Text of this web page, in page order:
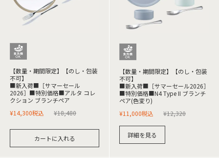
【数量・期間限定】【のし・包装
不可】
■新入荷■［サマーセール
2026］■特別価格■アルタ コレ
クション ブランチペア
¥18,480
¥14,300税込
カートに入れる
【数量・期間限定】【のし・包装
不可】
■新入荷■［サマーセール2026］
■特別価格■N4 Type II ブランチ
ペア(色変り)
¥12,320
¥11,000税込
詳細を見る